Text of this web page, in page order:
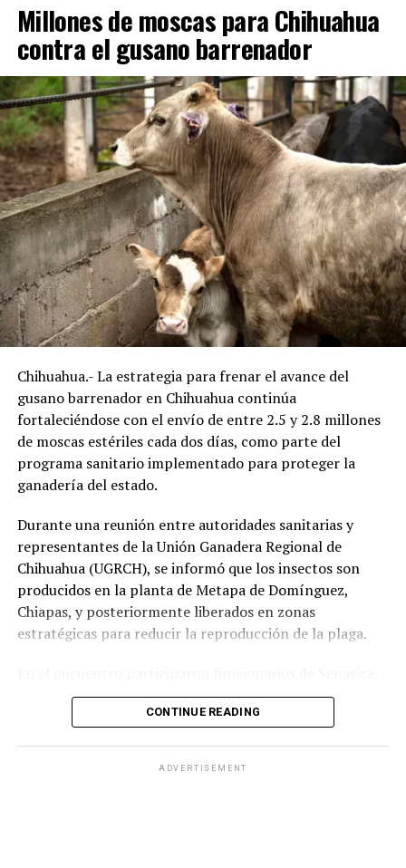
Millones de moscas para Chihuahua
contra el gusano barrenador
Chihuahua.- La estrategia para frenar el avance del
gusano barrenador en Chihuahua continúa
fortaleciéndose con el envío de entre 2.5 y 2.8 millones
de moscas estériles cada dos días, como parte del
programa sanitario implementado para proteger la
ganadería del estado.
Durante una reunión entre autoridades sanitarias y
representantes de la Unión Ganadera Regional de
Chihuahua (UGRCH), se informó que los insectos son
producidos en la planta de Metapa de Domínguez,
Chiapas, y posteriormente liberados en zonas
estratégicas para reducir la reproducción de la plaga.
quienes explicaron que, además de la liberación de
moscas estériles, es indispensable mantener una
oportunamente cualquier caso sospechoso, ya que la
CONTINUE READING
ADVERTISEMENT